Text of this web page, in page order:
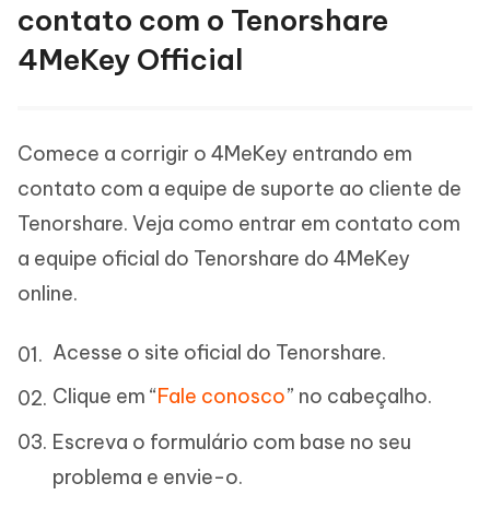
contato com o Tenorshare
4MeKey Official
Comece a corrigir o 4MeKey entrando em
contato com a equipe de suporte ao cliente de
Tenorshare. Veja como entrar em contato com
a equipe oficial do Tenorshare do 4MeKey
online.
Acesse o site oficial do Tenorshare.
Clique em “Fale conosco” no cabeçalho.
Escreva o formulário com base no seu
problema e envie-o.